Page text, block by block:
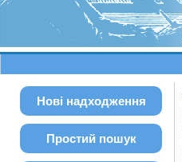
Нові надходження
Простий пошук